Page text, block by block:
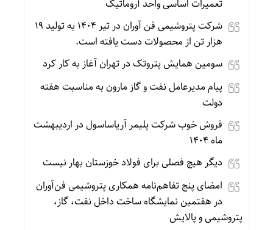
تعمیرات اساسی واحد آروماتیک
شرکت پتروشیمی فن آوران در تیر ۱۴۰۴ به تولید ۱۹
هزار تن از محصولات دست یافته است.
سومین همایش پتروتک در تهران آغاز به کار کرد
پیام مدیرعامل نفت و گاز مارون به مناسبت هفته
دولت
فروش خوب شرکت پلیمر آریاساسول در اردیبهشت
ماه ۱۴۰۴
دیگر هیچ فصلی برای فولاد خوزستان بهار نیست
امضای پنج تفاهم‌نامه همکاری پتروشیمی فن‌آوران
در هفتمین نمایشگاه ساخت داخل نفت، گاز،
پتروشیمی و پالایش